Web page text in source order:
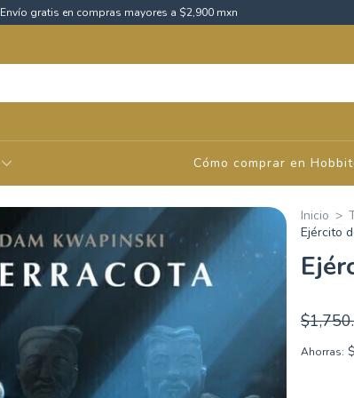
Envío gratis en compras mayores a $2,900 mxn
Cómo comprar en
Inicio >
Ejército
Ahorras: